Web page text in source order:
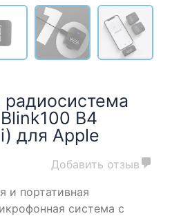
радиосистема
B4
для Apple
Добавить отзыв
и портативная
система с